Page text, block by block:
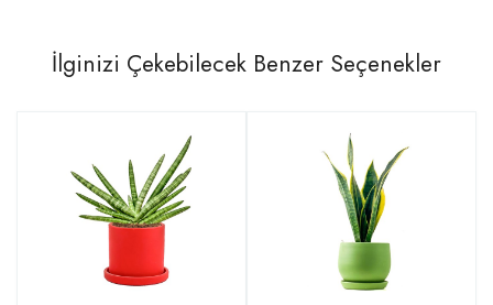
İlginizi Çekebilecek Benzer Seçenekler